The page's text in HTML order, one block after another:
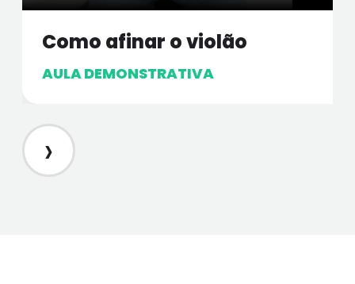
Como afinar o violão
AULA DEMONSTRATIVA
›